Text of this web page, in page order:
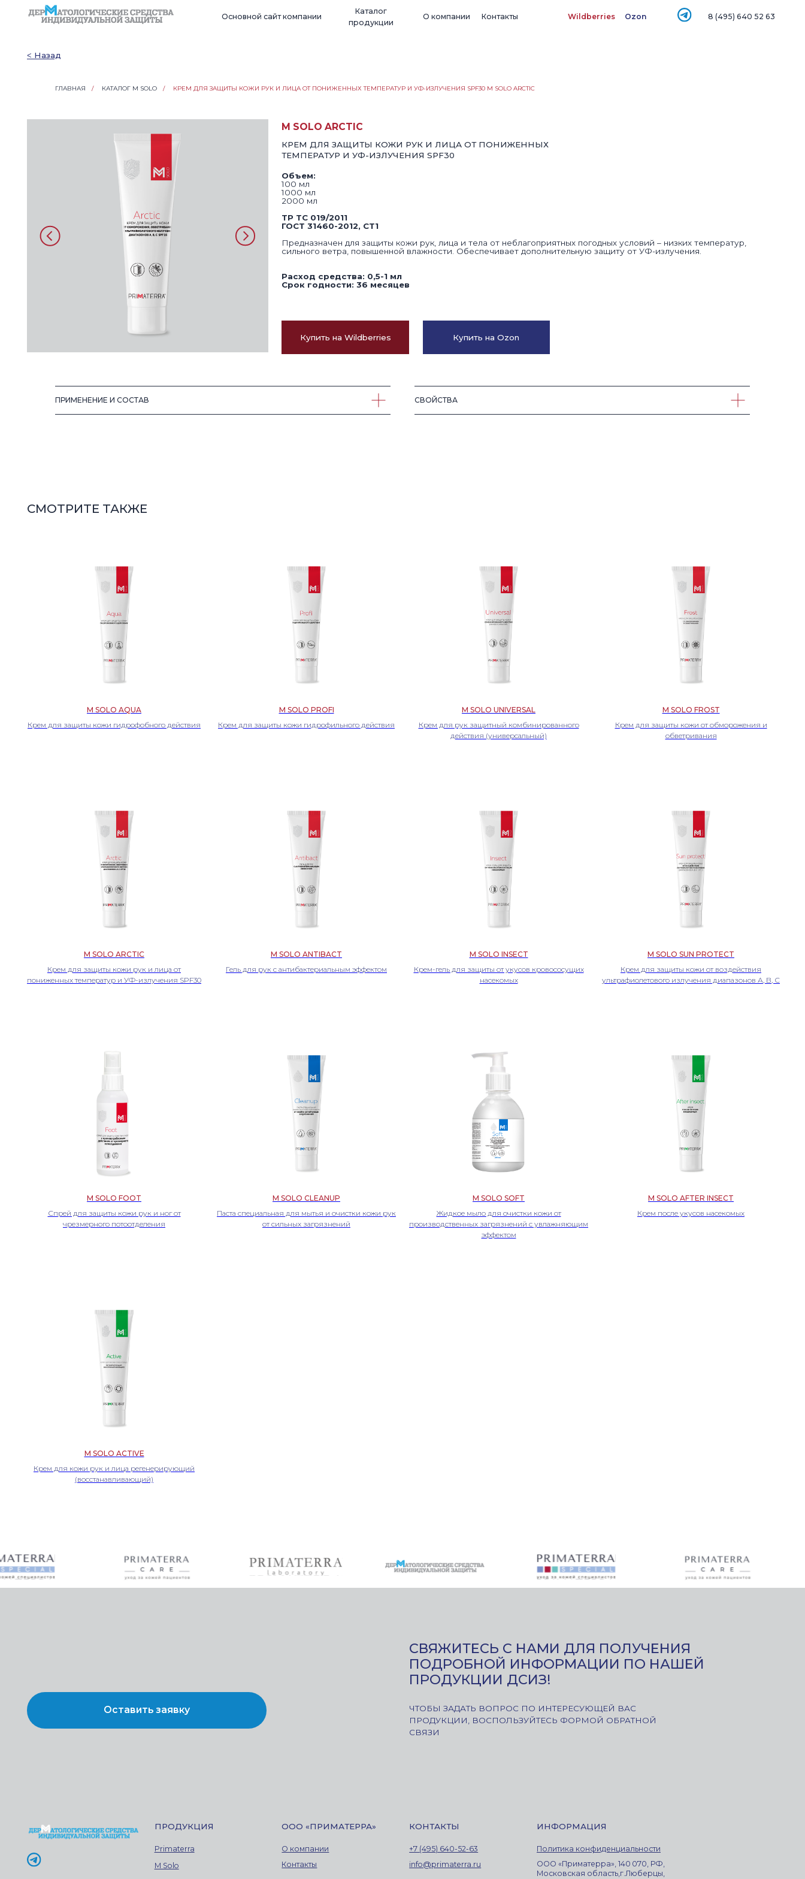
продукции
О компании Ozon
Wildberries
Контакты 8 (495) 640 52 63
Основной сайт компании
ГЛАВНАЯ / КАТАЛОГ M SOLO / КРЕМ ДЛЯ ЗАЩИТЫ КОЖИ РУК И ЛИЦА ОТ ПОНИЖЕННЫХ ТЕМПЕРАТУР И УФ-ИЗЛУЧЕНИЯ SPF30 M SOLO ARCTIC
КРЕМ ДЛЯ ЗАЩИТЫ КОЖИ РУК И ЛИЦА ОТ ПОНИЖЕННЫХ
2000 мл​
ТР ТС 019/2011
ГОСТ 31460-2012, СТ1
Предназначен для защиты кожи рук, лица и тела от неблагоприятных погодных условий – низких температур,
сильного ветра, повышенной влажности. Обеспечивает дополнительную защиту от УФ-излучения.
Расход средства: 0,5-1 мл
Срок годности: 36 месяцев
ПРИМЕНЕНИЕ И СОСТАВ СВОЙСТВА
M SOLO AQUA
Крем для защиты кожи гидрофобного действия
M SOLO PROFI
Крем для защиты кожи гидрофильного действия
M SOLO UNIVERSAL
Крем для рук защитный комбинированного
действия (универсальный)
M SOLO FROST
Крем для защиты кожи от обморожения и
обветривания
M SOLO ARCTIC
Крем для защиты кожи рук и лица от
пониженных температур и УФ-излучения SPF30
M SOLO ANTIBACT
Гель для рук с антибактериальным эффектом
M SOLO INSECT
Крем-гель для защиты от укусов кровососущих
насекомых
M SOLO SUN PROTECT
Крем для защиты кожи от воздействия
ультрафиолетового излучения диапазонов А, В, С
M SOLO FOOT
Спрей для защиты кожи рук и ног от
чрезмерного потоотделения
M SOLO CLEANUP
Паста специальная для мытья и очистки кожи рук
от сильных загрязнений
M SOLO SOFT
Жидкое мыло для очистки кожи от
производственных загрязнений с увлажняющим
эффектом
M SOLO AFTER INSECT
Крем после укусов насекомых
M SOLO ACTIVE
Крем для кожи рук и лица регенерирующий
(восстанавливающий)
+7 (495) 640-52-63
info@primaterra.ru
Политика конфиденциальности
ООО «Приматерра», 140 070, РФ,
пгт. Томилино, ул.Гаршина, д. 11
© 2024 Все права защищены